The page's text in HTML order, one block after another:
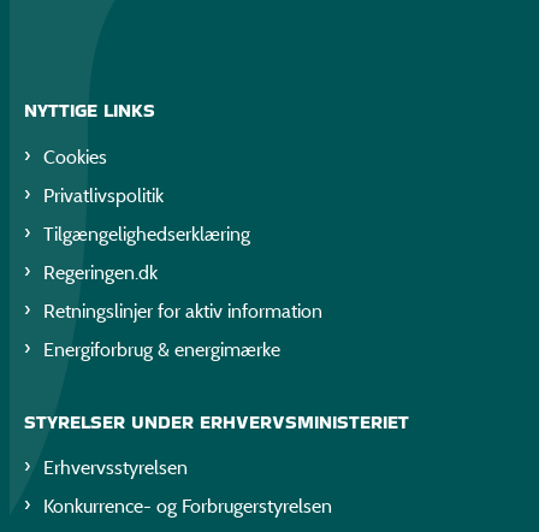
NYTTIGE LINKS
Cookies
Privatlivspolitik
Tilgængelighedserklæring
Regeringen.dk
Retningslinjer for aktiv information
Energiforbrug & energimærke
STYRELSER UNDER ERHVERVSMINISTERIET
Erhvervsstyrelsen
Konkurrence- og Forbrugerstyrelsen